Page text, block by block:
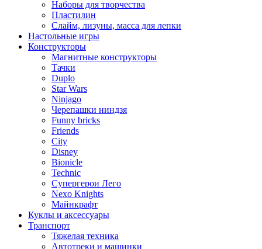
Наборы для творчества
Пластилин
Слайм, лизуны, масса для лепки
Настольные игры
Конструкторы
Магнитные конструкторы
Тачки
Duplo
Star Wars
Ninjago
Черепашки ниндзя
Funny bricks
Friends
City
Disney
Bionicle
Technic
Супергерои Лего
Nexo Knights
Майнкрафт
Куклы и аксессуары
Транспорт
Тяжелая техника
Автотреки и машинки